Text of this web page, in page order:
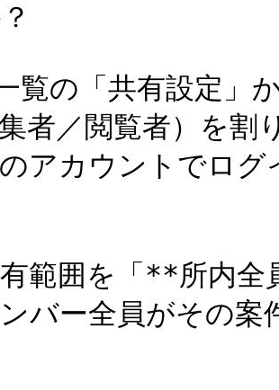
覧の「共有設定」
者／閲覧者）を割
アカウントでロ
範囲を「**所内
バー全員がその